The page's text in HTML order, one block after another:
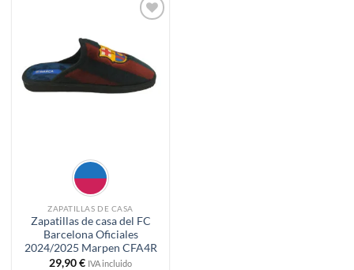
ZAPATILLAS DE CASA
Zapatillas de casa del FC
Barcelona Oficiales
2024/2025 Marpen CFA4R
29,90€ IVA incluido